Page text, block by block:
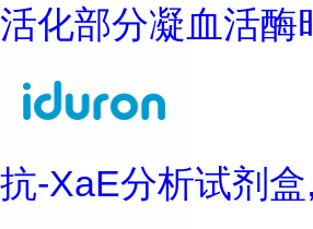
活化部分凝血活酶
抗-XaE分析试剂